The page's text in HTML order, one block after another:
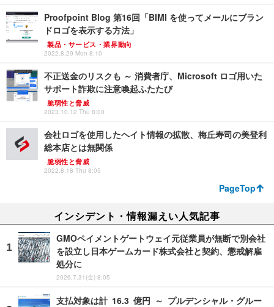
Proofpoint Blog 第16回「BIMI を使ってメールにブラン
ドロゴを表示する方法」
製品・サービス・業界動向
2022.8.29 Mon 8:10
不正送金のリスクも ～ 消費者庁、Microsoft ロゴ用いた
サポート詐欺に注意喚起ふたたび
脆弱性と脅威
2023.10.12 Thu 8:00
会社ロゴを使用したヘイト情報の拡散、梅丘寿司の美登利
総本店とは無関係
脆弱性と脅威
2022.8.18 Thu 8:05
PageTop
インシデント・情報漏えい人気記事
GMOペイメントゲートウェイ元従業員が無断で別会社
を設立し日本ゲームカード株式会社と契約、懲戒解雇
処分に
2026.7.31(金) 8:05
支払対象は計 16.3 億円 ～ プルデンシャル・グルー